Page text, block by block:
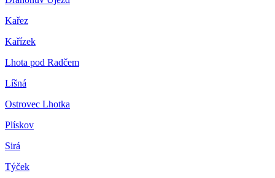
Kařez
Kařízek
Lhota pod Radčem
Líšná
Ostrovec Lhotka
Plískov
Sirá
Týček